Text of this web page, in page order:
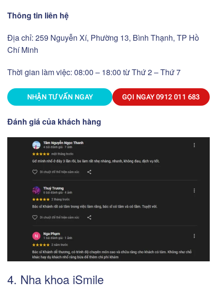
Thông tin liên hệ
Địa chỉ: 259 Nguyễn Xí, Phường 13, Bình Thạnh, TP Hồ
Chí Minh
Thời gian làm việc: 08:00 – 18:00 từ Thứ 2 – Thứ 7
NHẬN TƯ VẤN NGAY GỌI NGAY0912 011 683
Đánh giá của khách hàng
4. Nha khoa iSmile